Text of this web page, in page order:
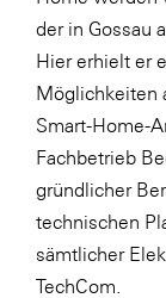
WK UBIT
Zühlke
Media
der in Gossau
Hier erhielt er
Möglichkeiten
Smart-Home-
Fachbetrieb
gründlicher
technischen
sämtlicher
TechCom.